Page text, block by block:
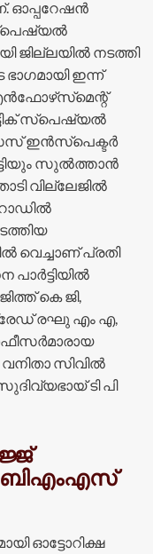
ഓപ്പറേഷൻ
ജില്ലയിൽ നടത്തി
ഇന്ന്
സ്പെഷ്യൽ
ഇൻസ്പെക്ടർ
സുൽത്താൻ
വില്ലേജിൽ
വെച്ചാണ് പ്രതി
പാർട്ടിയിൽ
കെ ജി,
രഘു എം എ,
സിവിൽ
ടി പി
ബിഎംഎസ്
ഓട്ടോറിക്ഷ